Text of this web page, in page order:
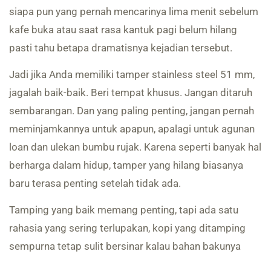
siapa pun yang pernah mencarinya lima menit sebelum
kafe buka atau saat rasa kantuk pagi belum hilang
pasti tahu betapa dramatisnya kejadian tersebut.
Jadi jika Anda memiliki tamper stainless steel 51 mm,
jagalah baik-baik. Beri tempat khusus. Jangan ditaruh
sembarangan. Dan yang paling penting, jangan pernah
meminjamkannya untuk apapun, apalagi untuk agunan
loan dan ulekan bumbu rujak. Karena seperti banyak hal
berharga dalam hidup, tamper yang hilang biasanya
baru terasa penting setelah tidak ada.
Tamping yang baik memang penting, tapi ada satu
rahasia yang sering terlupakan, kopi yang ditamping
sempurna tetap sulit bersinar kalau bahan bakunya